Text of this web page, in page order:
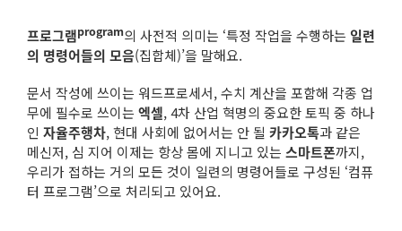
프로그램program의 사전적 의미는 ‘특정 작업을 수행하는 일련
의 명령어들의 모음(집합체)’을 말해요.
문서 작성에 쓰이는 워드프로세서, 수치 계산을 포함해 각종 업
무에 필수로 쓰이는 엑셀, 4차 산업 혁명의 중요한 토픽 중 하나
인 자율주행차, 현대 사회에 없어서는 안 될 카카오톡과 같은
메신저, 심 지어 이제는 항상 몸에 지니고 있는 스마트폰까지,
우리가 접하는 거의 모든 것이 일련의 명령어들로 구성된 ‘컴퓨
터 프로그램’으로 처리되고 있어요.